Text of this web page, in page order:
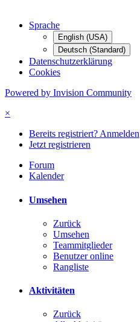
Sprache
English (USA)
Deutsch (Standard)
Datenschutzerklärung
Cookies
Powered by Invision Community
×
Bereits registriert? Anmelden
Jetzt registrieren
Forum
Kalender
Umsehen
Zurück
Umsehen
Teammitglieder
Benutzer online
Rangliste
Aktivitäten
Zurück